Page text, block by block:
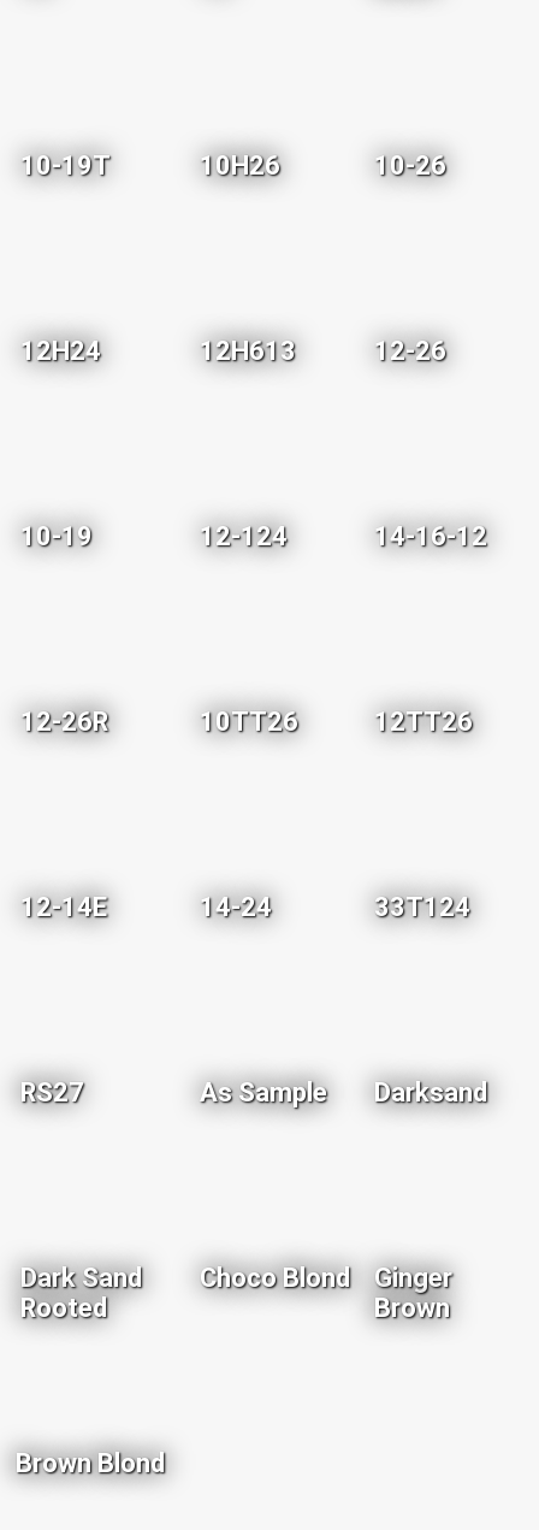
10-19T 10H26 10-26
12H24 12H613 12-26
10-19 12-124 14-16-12
12-26R 10TT26 12TT26
12-14E 14-24 33T124
RS27 As Sample Darksand
Dark Sand
Rooted
Choco Blond
Ginger
Brown
Brown Blond